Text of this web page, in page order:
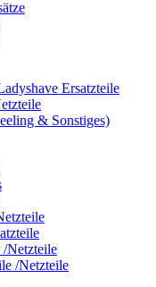
Ersatzteile
& Sonstiges)
/Netzteile
/Netzteile